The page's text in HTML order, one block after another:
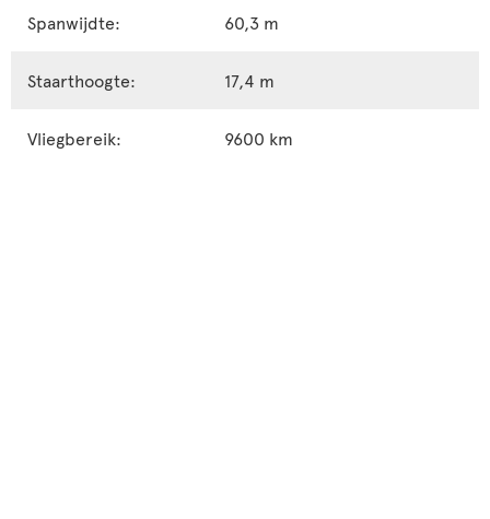
Spanwijdte: 60,3 m
Staarthoogte: 17,4 m
Vliegbereik: 9600 km